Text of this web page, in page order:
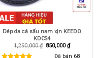
Dép da cá sấu nam xịn KEEDO
KDCS4
1,290,000₫ Giá
850,000₫Giá
hiện
tại
Đã bán 68